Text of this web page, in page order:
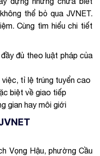
thể bỏ qua JVNET.
Cùng tìm hiểu chi tiết
đủ theo luật pháp của
việc, tỉ lệ trúng tuyển cao
biệt về giao tiếp
gian hay môi giới
Vọng Hậu, phường Cầu